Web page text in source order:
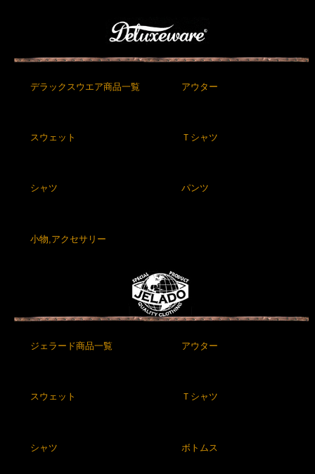
デラックスウエア商品一覧 アウター
スウェット Ｔシャツ
シャツ パンツ
小物,アクセサリー
ジェラード商品一覧 アウター
スウェット Ｔシャツ
シャツ ボトムス